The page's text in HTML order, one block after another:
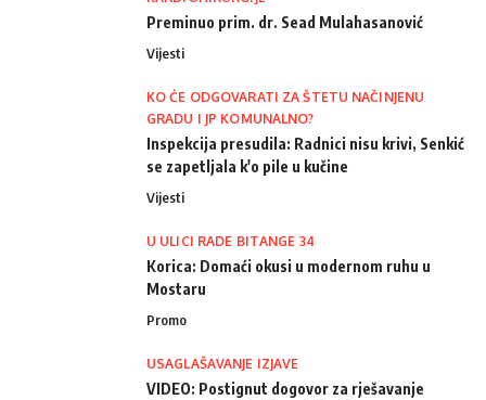
Preminuo prim. dr. Sead Mulahasanović
Vijesti
KO ĆE ODGOVARATI ZA ŠTETU NAČINJENU
GRADU I JP KOMUNALNO?
Inspekcija presudila: Radnici nisu krivi, Senkić
se zapetljala k'o pile u kučine
Vijesti
U ULICI RADE BITANGE 34
Korica: Domaći okusi u modernom ruhu u
Mostaru
Promo
USAGLAŠAVANJE IZJAVE
VIDEO: Postignut dogovor za rješavanje